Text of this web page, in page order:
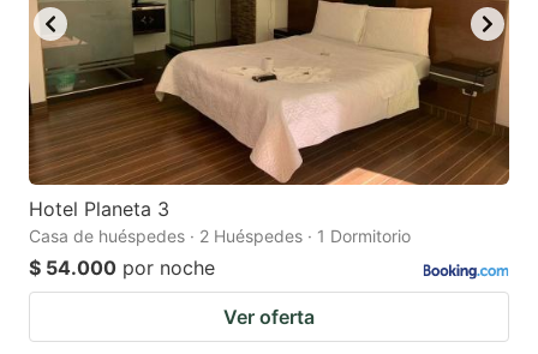
Hotel Planeta 3
Casa de huéspedes · 2 Huéspedes · 1 Dormitorio
$ 54.000 por noche
Ver oferta